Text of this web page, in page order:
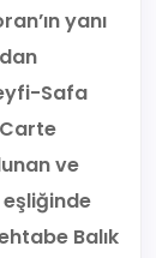
yanı
Safa
ve
Balık